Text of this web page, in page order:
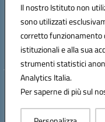
Il nostro Istituto non
sono utilizzati
corretto funzionamento
istituzionali e alla sua
strumenti statistici
Analytics Italia.
Per saperne di più sul
Posta elettronica certificata
Codice fiscale:
Codice meccanografico:
Hosting &
Concept